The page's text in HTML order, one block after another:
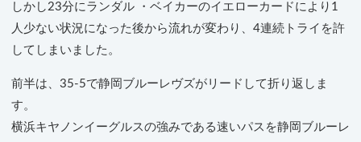
しかし23分にランダル ・ベイカーのイエローカードにより1
人少ない状況になった後から流れが変わり、4連続トライを許
してしまいました。
前半は、35-5で静岡ブルーレヴズがリードして折り返しま
す。
横浜キヤノンイーグルスの強みである速いパスを静岡ブルーレ